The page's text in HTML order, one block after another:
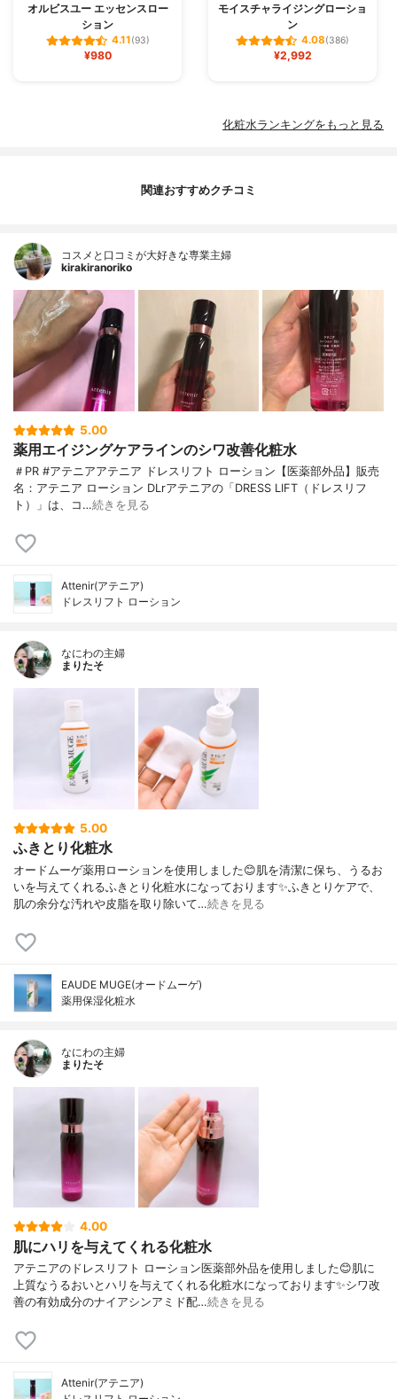
オルビスユー エッセンスロー
ション
4.11(93)
¥980
モイスチャライジングローショ
ン
4.08(386)
¥2,992
化粧水ランキングをもっと見る
関連おすすめクチコミ
コスメと口コミが大好きな専業主婦
kirakiranoriko
5.00
薬用エイジングケアラインのシワ改善化粧水
＃PR #アテニアアテニア ドレスリフト ローション【医薬部外品】販売
名：アテニア ローション DLrアテニアの「DRESS LIFT（ドレスリフ
ト）」は、コ…続きを見る
Attenir(アテニア)
ドレスリフト ローション
なにわの主婦
まりたそ
5.00
ふきとり化粧水
オードムーゲ薬用ローションを使用しました😊肌を清潔に保ち、うるお
いを与えてくれるふきとり化粧水になっております✨ふきとりケアで、
肌の余分な汚れや皮脂を取り除いて…続きを見る
EAUDE MUGE(オードムーゲ)
薬用保湿化粧水
なにわの主婦
まりたそ
4.00
肌にハリを与えてくれる化粧水
アテニアのドレスリフト ローション医薬部外品を使用しました😊肌に
上質なうるおいとハリを与えてくれる化粧水になっております✨シワ改
善の有効成分のナイアシンアミド配…続きを見る
Attenir(アテニア)